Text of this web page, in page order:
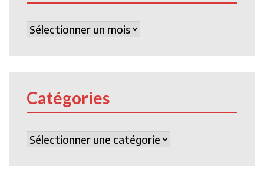
Archives
Catégories
Catégories